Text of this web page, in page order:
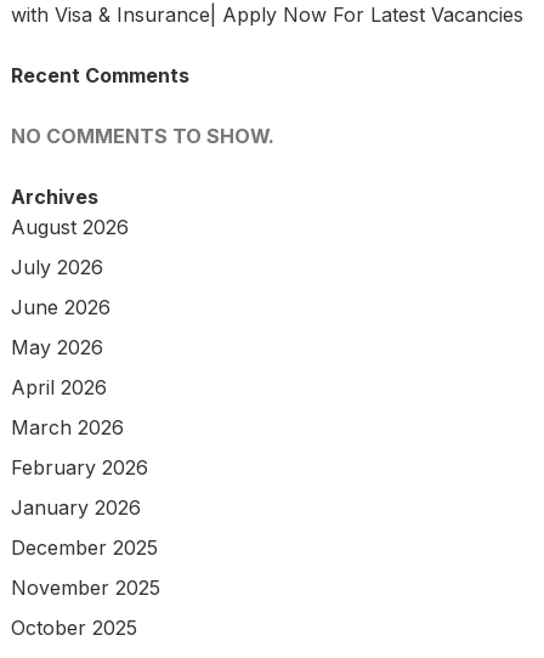
with Visa & Insurance| Apply Now For Latest Vacancies
Recent Comments
NO COMMENTS TO SHOW.
Archives
August 2026
July 2026
June 2026
May 2026
April 2026
March 2026
February 2026
January 2026
December 2025
November 2025
October 2025